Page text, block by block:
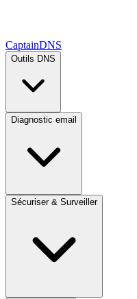
CaptainDNS
Outils DNS
Diagnostic email
Sécuriser & Surveiller